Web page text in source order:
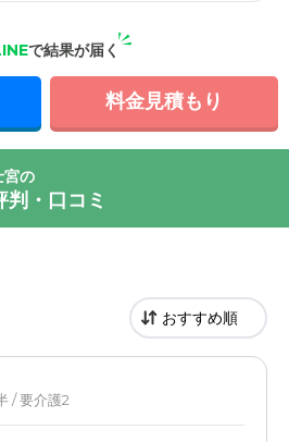
で結果が届く
料金見積もり
宮の
判・口コミ
/ 要介護2